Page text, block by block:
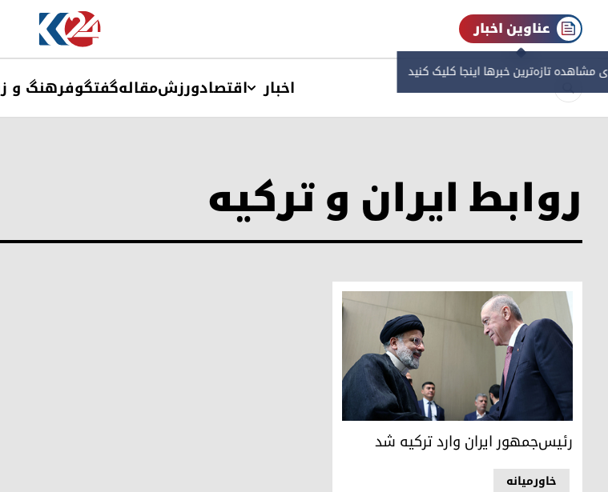
عناوین اخبار
مشاهده‌ تازه‌ترین خبرها اینجا کلیک کنید
اخبار اقتصادورزشمقالهگفتگوفرهنگ و
روابط ایران و ترکیه
رجب طیب اردوغان، رئیس جمهور ترکیه و ابراهیم رئیسی، رئیس جمهور ایران
خاورمیانه
رئیس‌جمهور ایران وارد ترکیه شد